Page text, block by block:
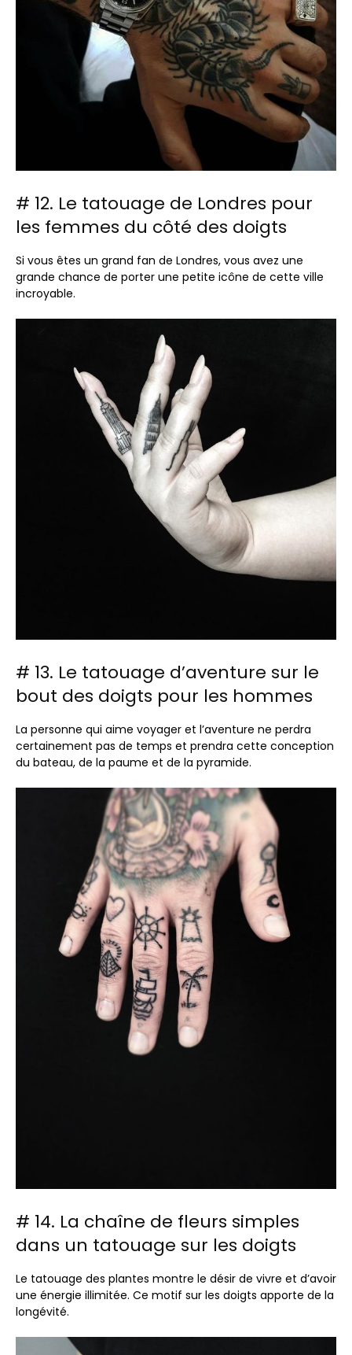
# 12. Le tatouage de Londres pour
les femmes du côté des doigts
Si vous êtes un grand fan de Londres, vous avez une
grande chance de porter une petite icône de cette ville
incroyable.
# 13. Le tatouage d’aventure sur le
bout des doigts pour les hommes
La personne qui aime voyager et l’aventure ne perdra
certainement pas de temps et prendra cette conception
du bateau, de la paume et de la pyramide.
# 14. La chaîne de fleurs simples
dans un tatouage sur les doigts
Le tatouage des plantes montre le désir de vivre et d’avoir
une énergie illimitée. Ce motif sur les doigts apporte de la
longévité.